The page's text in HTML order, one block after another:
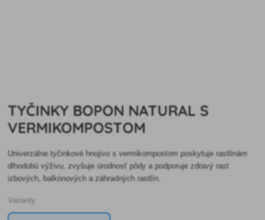
TYČINKY BOPON NATURAL S
VERMIKOMPOSTOM
Univerzálne tyčinkové hnojivo s vermikompostom poskytuje rastlinám
dlhodobú výživu, zvyšuje úrodnosť pôdy a podporuje zdravý rast
izbových, balkónových a záhradných rastlín.
Varianty